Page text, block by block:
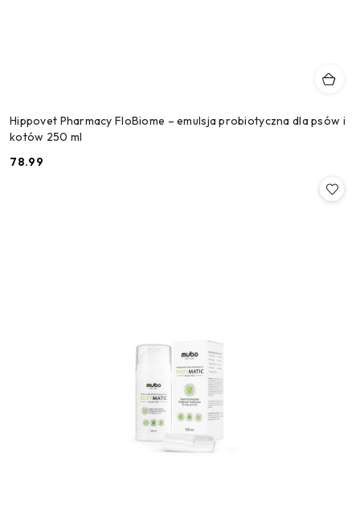
Hippovet Pharmacy FloBiome – emulsja probiotyczna dla psów i
kotów 250 ml
Cena:
78.99